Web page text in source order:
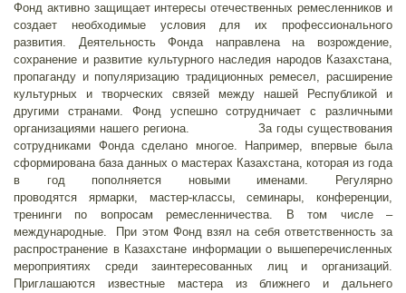
Фонд активно защищает интересы отечественных ремесленников и
создает необходимые условия для их профессионального
развития. Деятельность Фонда направлена на возрождение,
сохранение и развитие культурного наследия народов Казахстана,
пропаганду и популяризацию традиционных ремесел, расширение
культурных и творческих связей между нашей Республикой и
другими странами. Фонд успешно сотрудничает с различными
организациями нашего региона. За годы существования
сотрудниками Фонда сделано многое. Например, впервые была
сформирована база данных о мастерах Казахстана, которая из года
в год пополняется новыми именами. Регулярно
проводятся ярмарки, мастер-классы, семинары, конференции,
тренинги по вопросам ремесленничества. В том числе –
международные. При этом Фонд взял на себя ответственность за
распространение в Казахстане информации о вышеперечисленных
мероприятиях среди заинтересованных лиц и организаций.
Приглашаются известные мастера из ближнего и дальнего